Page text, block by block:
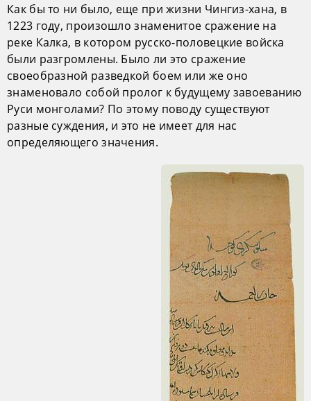
Как бы то ни было, еще при жизни Чингиз-хана, в
1223 году, произошло знаменитое сражение на
реке Калка, в котором русско-половецкие войска
были разгромлены. Было ли это сражение
своеобразной разведкой боем или же оно
знаменовало собой пролог к будущему завоеванию
Руси монголами? По этому поводу существуют
разные суждения, и это не имеет для нас
определяющего значения.